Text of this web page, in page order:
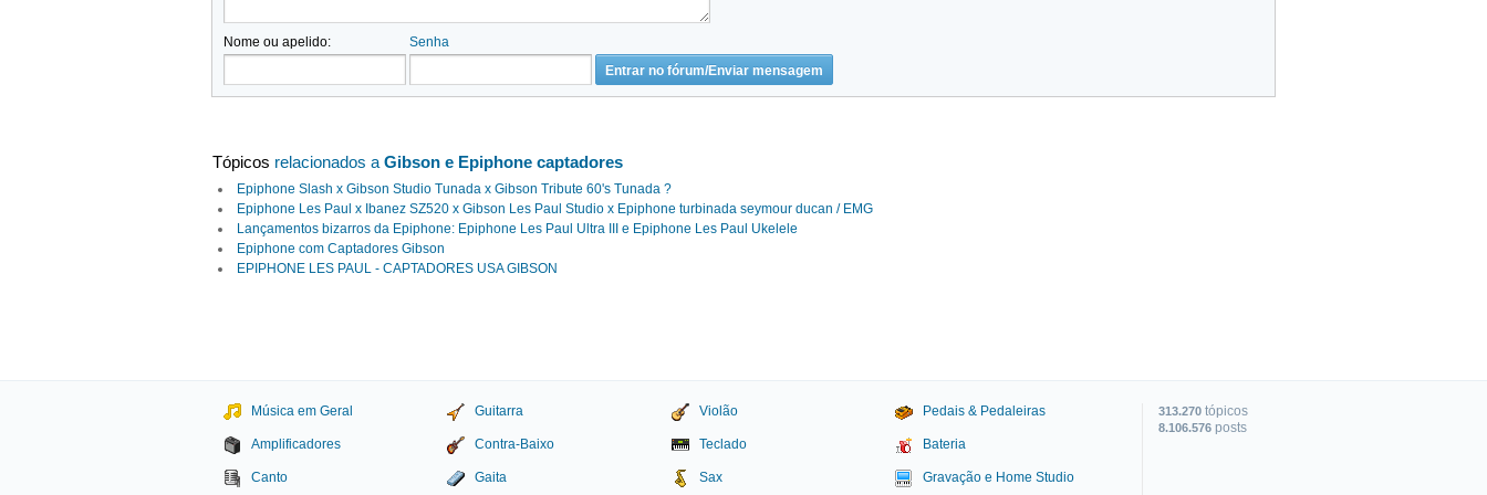
Nome ou apelido: Senha
Tópicos relacionados a Gibson e Epiphone captadores
Epiphone Slash x Gibson Studio Tunada x Gibson Tribute 60's Tunada ?
Epiphone Les Paul x Ibanez SZ520 x Gibson Les Paul Studio x Epiphone turbinada seymour ducan / EMG
Lançamentos bizarros da Epiphone: Epiphone Les Paul Ultra III e Epiphone Les Paul Ukelele
Epiphone com Captadores Gibson
EPIPHONE LES PAUL - CAPTADORES USA GIBSON
Música em Geral Guitarra Violão Pedais & Pedaleiras
Amplificadores Contra-Baixo Teclado Bateria
Canto Gaita Sax Gravação e Home Studio
313.270 tópicos
8.106.576 posts